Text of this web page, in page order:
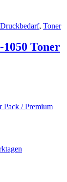
Druckbedarf, Toner
Toner
/ Premium